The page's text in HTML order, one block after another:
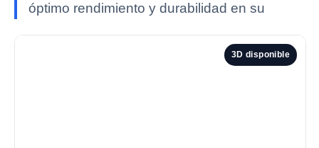
óptimo rendimiento y durabilidad en su
3D disponible